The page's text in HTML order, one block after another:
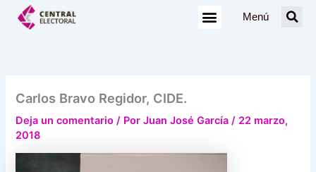
Menú
Carlos Bravo Regidor, CIDE.
Deja un comentario / PorJuan José García/ 22 marzo,
2018